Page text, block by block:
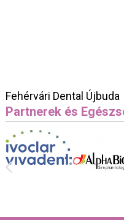
Fehérvári Dental Újbuda
Partnerek és